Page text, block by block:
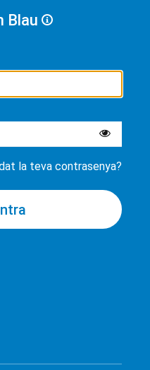
Blau
la teva contrasenya?